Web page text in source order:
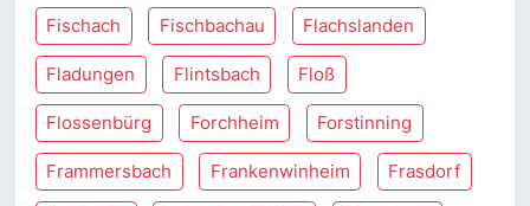
Fischach Fischbachau Flachslanden
Fladungen Flintsbach Floß
Flossenbürg Forchheim Forstinning
Frammersbach Frankenwinheim Frasdorf